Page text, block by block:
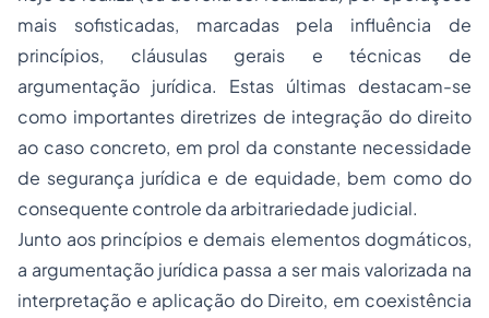
mais sofisticadas, marcadas pela influência de
princípios, cláusulas gerais e técnicas de
argumentação jurídica. Estas últimas destacam-se
como importantes diretrizes de integração do direito
ao caso concreto, em prol da constante necessidade
de segurança jurídica e de equidade, bem como do
consequente controle da arbitrariedade judicial.
Junto aos princípios e demais elementos dogmáticos,
a argumentação jurídica passa a ser mais valorizada na
interpretação e aplicação do Direito, em coexistência